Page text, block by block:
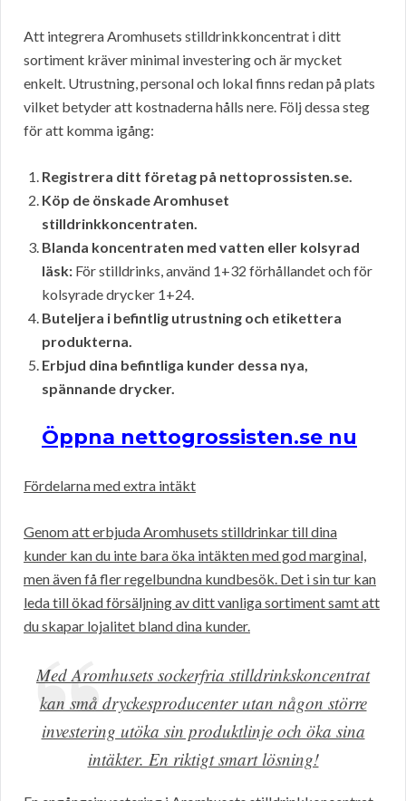
Att integrera Aromhusets stilldrinkkoncentrat i ditt
sortiment kräver minimal investering och är mycket
enkelt. Utrustning, personal och lokal finns redan på plats
vilket betyder att kostnaderna hålls nere. Följ dessa steg
för att komma igång:
Registrera ditt företag på nettoprossisten.se.
Köp de önskade Aromhuset
stilldrinkkoncentraten.
Blanda koncentraten med vatten eller kolsyrad
läsk: För stilldrinks, använd 1+32 förhållandet och för
kolsyrade drycker 1+24.
Buteljera i befintlig utrustning och etikettera
produkterna.
Erbjud dina befintliga kunder dessa nya,
spännande drycker.
Öppna nettogrossisten.se nu
Fördelarna med extra intäkt
Genom att erbjuda Aromhusets stilldrinkar till dina
kunder kan du inte bara öka intäkten med god marginal,
men även få fler regelbundna kundbesök. Det i sin tur kan
leda till ökad försäljning av ditt vanliga sortiment samt att
du skapar lojalitet bland dina kunder.
Med Aromhusets sockerfria stilldrinkskoncentrat
kan små dryckesproducenter utan någon större
investering utöka sin produktlinje och öka sina
intäkter. En riktigt smart lösning!